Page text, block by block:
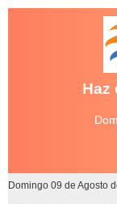
Haz
Domingo 09 de Agosto